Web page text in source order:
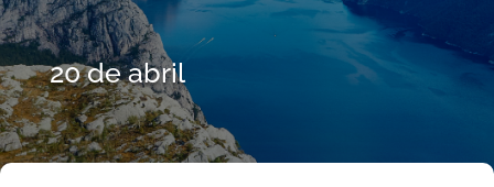
20 de abril